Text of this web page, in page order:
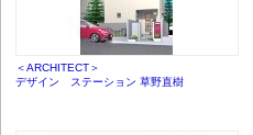
＜ARCHITECT＞
デザイン ステーション 草野直樹